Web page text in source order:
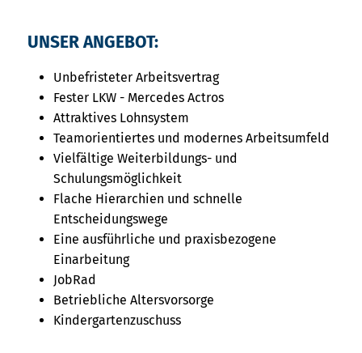
UNSER ANGEBOT:
Unbefristeter Arbeitsvertrag
Fester LKW - Mercedes Actros
Attraktives Lohnsystem
Teamorientiertes und modernes Arbeitsumfeld
Vielfältige Weiterbildungs- und
Schulungsmöglichkeit
Flache Hierarchien und schnelle
Entscheidungswege
Eine ausführliche und praxisbezogene
Einarbeitung
JobRad
Betriebliche Altersvorsorge
Kindergartenzuschuss